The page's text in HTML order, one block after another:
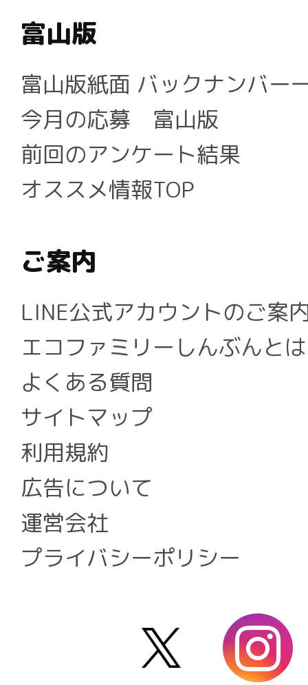
富山版
富山版紙面 バックナンバー
今月の応募 富山版
前回のアンケート結果
オススメ情報TOP
ご案内
LINE公式アカウントのご案
エコファミリーしんぶんとは
よくある質問
サイトマップ
利用規約
広告について
運営会社
プライバシーポリシー